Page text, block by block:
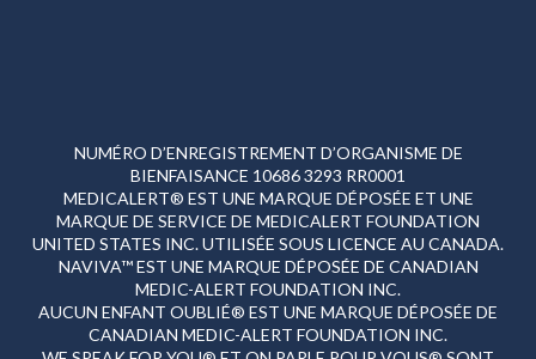
NUMÉRO D’ENREGISTREMENT D’ORGANISME DE
BIENFAISANCE 10686 3293 RR0001
MEDICALERT® EST UNE MARQUE DÉPOSÉE ET UNE
MARQUE DE SERVICE DE MEDICALERT FOUNDATION
UNITED STATES INC. UTILISÉE SOUS LICENCE AU CANADA.
NAVIVA™ EST UNE MARQUE DÉPOSÉE DE CANADIAN
MEDIC-ALERT FOUNDATION INC.
AUCUN ENFANT OUBLIÉ® EST UNE MARQUE DÉPOSÉE DE
CANADIAN MEDIC-ALERT FOUNDATION INC.